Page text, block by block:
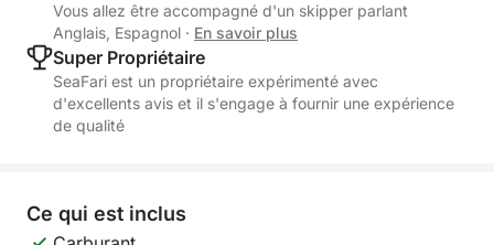
Vous allez être accompagné d'un skipper parlant
Anglais, Espagnol · En savoir plus
Super Propriétaire
SeaFari est un propriétaire expérimenté avec
d'excellents avis et il s'engage à fournir une expérience
de qualité
Ce qui est inclus